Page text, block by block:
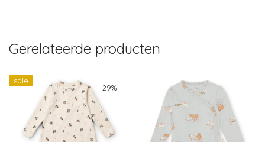
Gerelateerde producten
-29%
sale